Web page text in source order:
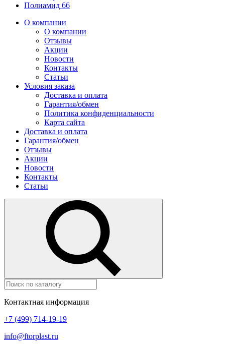
Полиамид 66
О компании
О компании
Отзывы
Акции
Новости
Контакты
Статьи
Условия заказа
Доставка и оплата
Гарантия/обмен
Политика конфиденциальности
Карта сайта
Доставка и оплата
Гарантия/обмен
Отзывы
Акции
Новости
Контакты
Статьи
Контактная информация
+7 (499) 714-19-19
info@ftorplast.ru